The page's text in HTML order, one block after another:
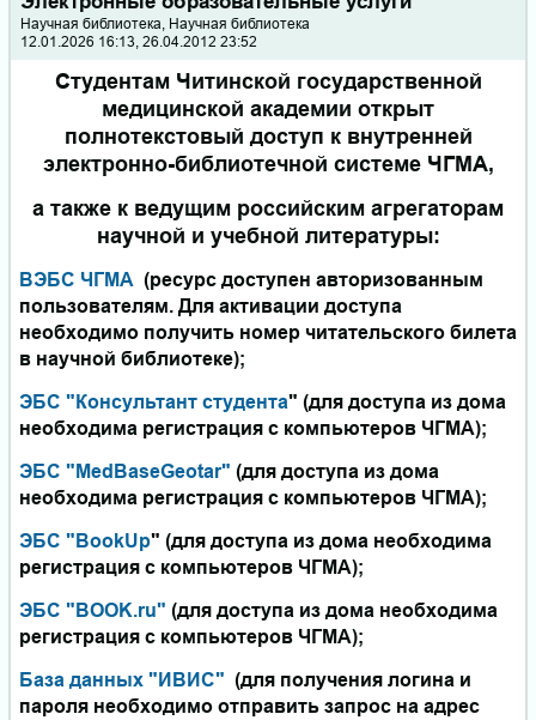
Научная библиотека, Научная библиотека
12.01.2026 16:13, 26.04.2012 23:52
Студентам Читинской государственной
медицинской академии открыт
полнотекстовый доступ к внутренней
электронно-библиотечной системе ЧГМА,
а также к ведущим российским агрегаторам
научной и учебной литературы:
ВЭБС ЧГМА (ресурс доступен авторизованным
пользователям. Для активации доступа
необходимо получить номер читательского билета
в научной библиотеке);
ЭБС "Консультант студента" (для доступа из дома
необходима регистрация с компьютеров ЧГМА);
ЭБС " MedBaseGeotar" (для доступа из дома
необходима регистрация с компьютеров ЧГМА);
ЭБС "BookUp" (для доступа из дома необходима
регистрация с компьютеров ЧГМА);
ЭБС "BOOK.ru" (для доступа из дома необходима
регистрация с компьютеров ЧГМА);
База данных "ИВИС" (для получения логина и
пароля необходимо отправить запрос на адрес